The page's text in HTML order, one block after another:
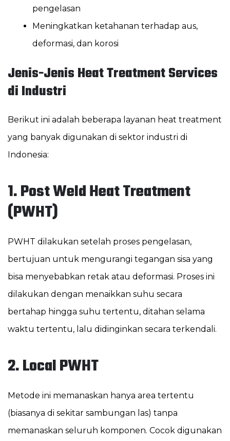
pengelasan
Meningkatkan ketahanan terhadap aus,
deformasi, dan korosi
Jenis-Jenis Heat Treatment Services
di Industri
Berikut ini adalah beberapa layanan heat treatment
yang banyak digunakan di sektor industri di
Indonesia:
1. Post Weld Heat Treatment
(PWHT)
PWHT dilakukan setelah proses pengelasan,
bertujuan untuk mengurangi tegangan sisa yang
bisa menyebabkan retak atau deformasi. Proses ini
dilakukan dengan menaikkan suhu secara
bertahap hingga suhu tertentu, ditahan selama
waktu tertentu, lalu didinginkan secara terkendali.
2. Local PWHT
Metode ini memanaskan hanya area tertentu
(biasanya di sekitar sambungan las) tanpa
memanaskan seluruh komponen. Cocok digunakan